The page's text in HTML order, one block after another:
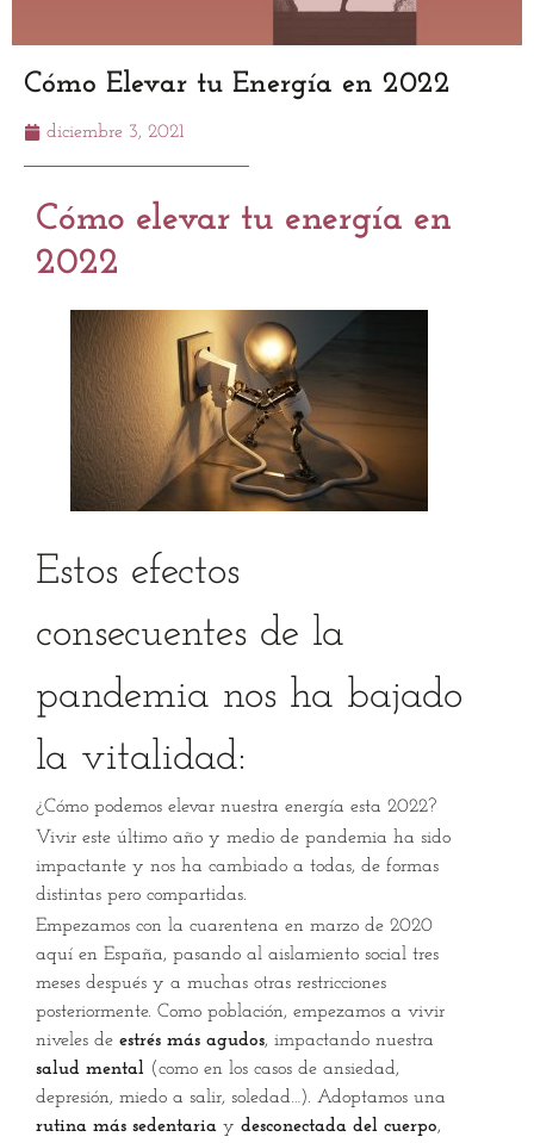
Cómo Elevar tu Energía en 2022
diciembre 3, 2021
Cómo elevar tu energía en
2022
Estos efectos
consecuentes de la
pandemia nos ha bajado
la vitalidad:
¿Cómo podemos elevar nuestra energía esta 2022?
Vivir este último año y medio de pandemia ha sido
impactante y nos ha cambiado a todas, de formas
distintas pero compartidas.
Empezamos con la cuarentena en marzo de 2020
aquí en España, pasando al aislamiento social tres
meses después y a muchas otras restricciones
posteriormente. Como población, empezamos a vivir
niveles de estrés más agudos, impactando nuestra
salud mental (como en los casos de ansiedad,
depresión, miedo a salir, soledad…). Adoptamos una
rutina más sedentaria y desconectada del cuerpo,